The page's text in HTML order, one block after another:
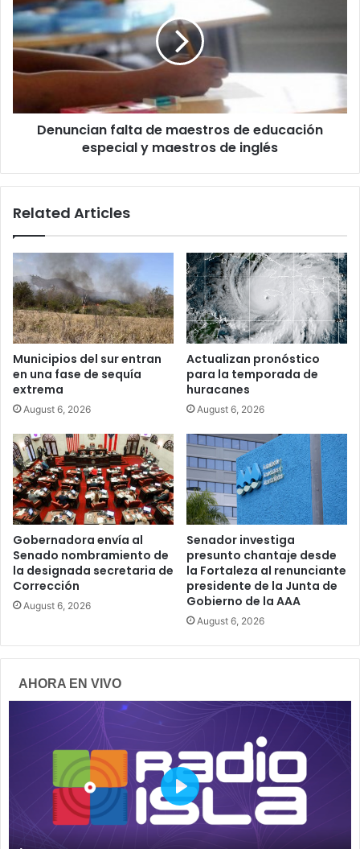
ante
orden
ejecutiva
Trump
de
maestros
de
educación
especial
maestros
Denuncian falta de maestros de educación
especial y maestros de inglés
Related Articles
Municipios del sur entran
en una fase de sequía
extrema
August 6, 2026
Actualizan pronóstico
para la temporada de
huracanes
August 6, 2026
Gobernadora envía al
Senado nombramiento de
la designada secretaria de
Corrección
August 6, 2026
Senador investiga
presunto chantaje desde
la Fortaleza al renunciante
presidente de la Junta de
Gobierno de la AAA
August 6, 2026
AHORA EN VIVO
P
a